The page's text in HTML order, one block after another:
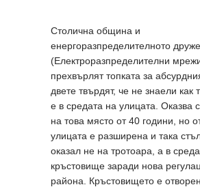
Столична община и
енергоразпределителното
(Електроразпределителни
прехвърлят топката за
двете твърдят, че не знаели как
е в средата на улицата. Оказва
на това място от 40 години, но
улицата е разширена и така
оказал не на тротоара, а в
кръстовище заради нова
района. Кръстовището е